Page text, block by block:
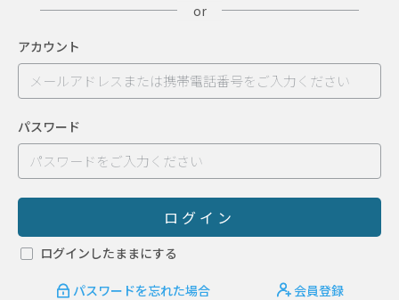
アカウント
パスワード
ログイン
ログインしたままにする
パスワードを忘れた場合
会員登録